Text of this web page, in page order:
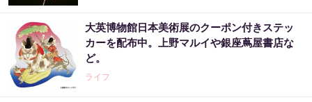
大英博物館日本美術展のクーポン付きステッ
カーを配布中。上野マルイや銀座蔦屋書店な
ど。
ライフ